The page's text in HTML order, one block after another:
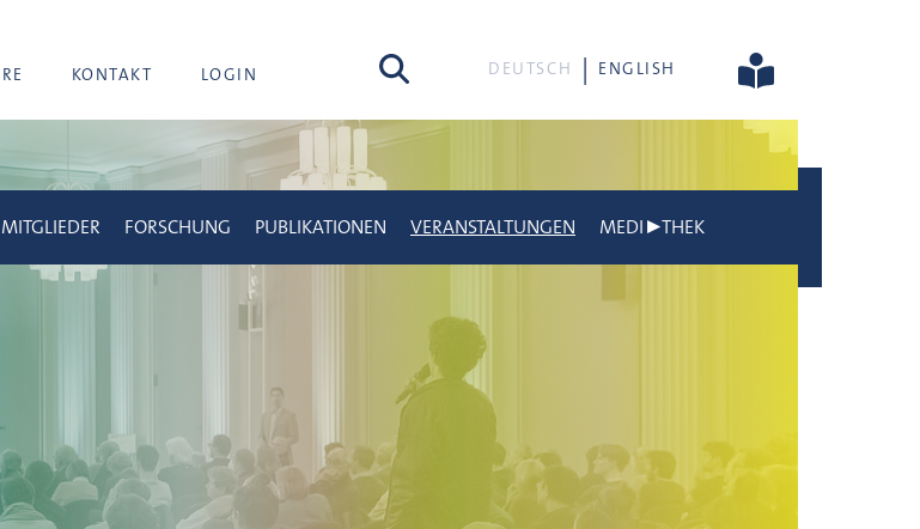
KONTAKT LOGIN Suche DEUTSCH ENGLISH
MITGLIEDER FORSCHUNG PUBLIKATIONEN VERANSTALTUNGEN MEDI▶THEK